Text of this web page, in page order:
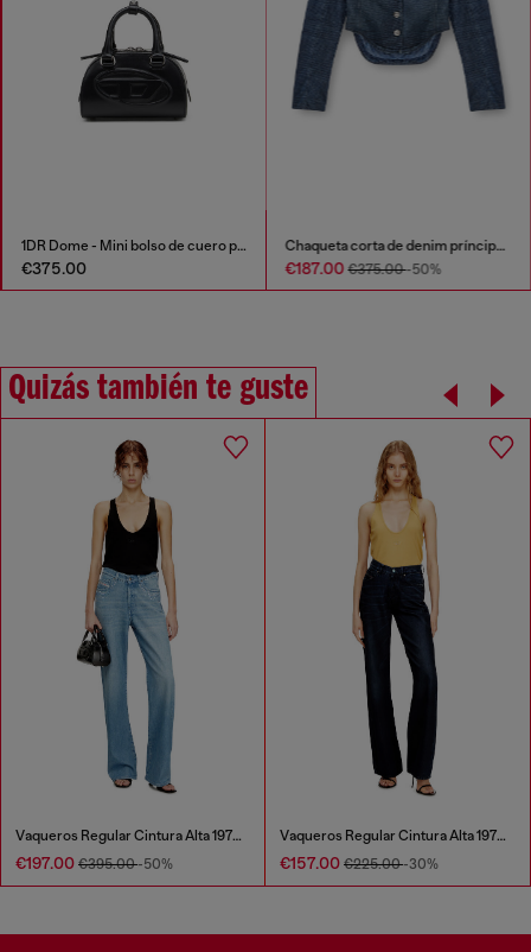
1DR Dome - Mini bolso de cuero pequeño tipo bowling
€375.00
Chaqueta corta de denim príncipe de Gales
€187.00€375.00-50%
Quizás también te guste
Vaqueros Regular Cintura Alta 1971 D-Sent
€197.00 €395.00-50%
Vaqueros Regular Cintura Alta 1971 D-Sent
€157.00 €225.00-30%